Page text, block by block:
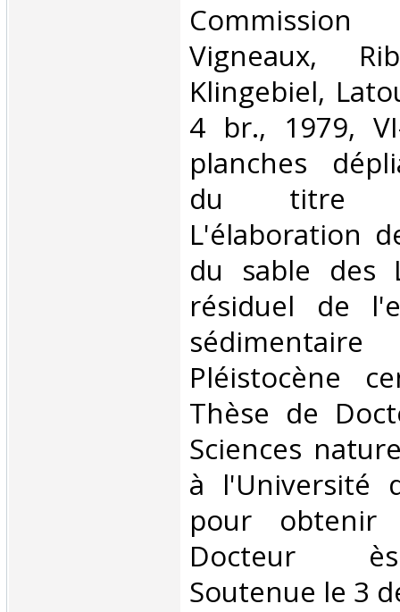
Vigneaux,
Klingebiel,
4 br., 1979,
planches
du titre
L'élaboration
du sable des
résiduel de
Pléistocène
Thèse de
Sciences
à l'Université
pour
Docteur
Soutenue le 3